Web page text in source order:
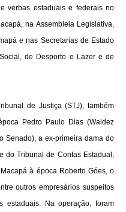
verbas estaduais e federais no
na Assembleia Legislativa,
e nas Secretarias de Estado
de Desporto e Lazer e de
de Justiça (STJ), também
Pedro Paulo Dias (Waldez
Senado), a ex-primeira dama do
do Tribunal de Contas Estadual,
à época Roberto Góes, o
outros empresários suspeitos
estaduais. Na operação, foram